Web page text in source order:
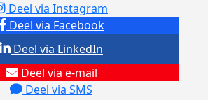
Deel via Facebook
Deel via Instagram
Deel via e-mail
Deel via SMS
Deel via LinkedIn